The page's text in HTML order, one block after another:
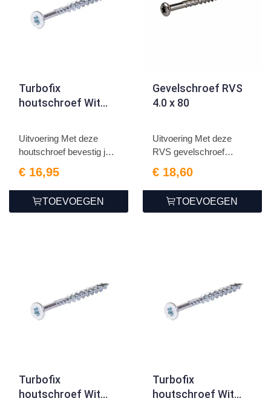
Turbofix
houtschroef Wit
Uitvoering Met deze
houtschroef bevestig je
€ 16,95
TOEVOEGEN
Gevelschroef RVS
4.0 x 80
Uitvoering Met deze
RVS gevelschroef
€ 18,60
TOEVOEGEN
Turbofix
houtschroef Wit
Turbofix
houtschroef Wit